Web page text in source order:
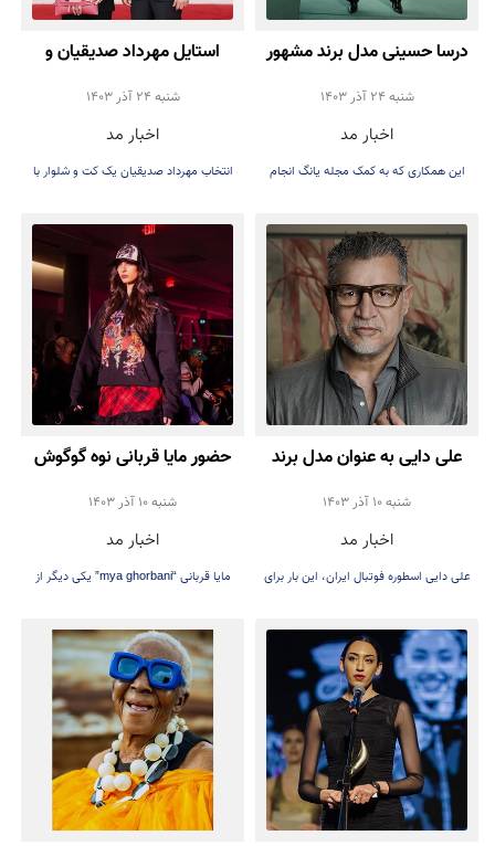
درسا حسینی مدل برند مشهور
پوما شدشنبه 24 آذر 1403
اخبار مد
این همکاری که به کمک مجله یانگ انجام
استایل مهرداد صدیقیان و
سمیرا حسن پور در اختتامیه
جشنواره فیلم دریای سرخ
شنبه 24 آذر 1403
اخبار مد
انتخاب مهرداد صدیقیان یک کت و شلوار با
علی دایی به عنوان مدل برند
عینک جلوی دوربین رفت
شنبه 10 آذر 1403
اخبار مد
علی دایی اسطوره فوتبال ایران، این بار برای
شد.
حضور مایا قربانی نوه گوگوش
در هفته مد لس آنجلس
شنبه 10 آذر 1403
اخبار مد
مایا قربانی “mya ghorbani” یکی دیگر از